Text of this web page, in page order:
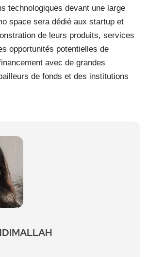
technologiques devant une large
space sera dédié aux startup et
de leurs produits, services
opportunités potentielles de
avec de grandes
de fonds et des institutions